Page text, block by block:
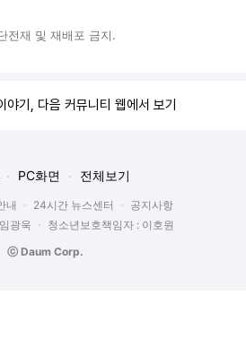
재 및 재배포 금지.
야기, 다음 커뮤니티 웹에서 보기
PC화면 전체보기
내 24시간 뉴스센터
공지사항
광욱
청소년보호책임자 : 이호원
ⓒ Daum Corp.